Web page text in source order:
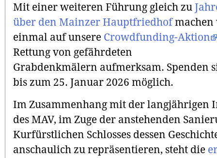
Mit einer weiteren Führung gleich zu
über den Mainzer Hauptfriedhofmachen
einmal auf unsere Crowdfunding-Aktion
Rettung von gefährdeten
Grabdenkmälern aufmerksam. Spenden
bis zum 25. Januar 2026 möglich.
Im Zusammenhang mit der langjährigen
des MAV, im Zuge der anstehenden
Kurfürstlichen Schlosses dessen
anschaulich zu repräsentieren, steht die